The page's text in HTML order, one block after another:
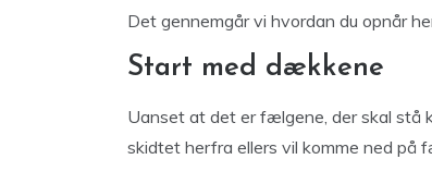
Det gennemgår vi hvordan du opnår
Start med dækkene
Uanset at det er fælgene, der skal stå
skidtet herfra ellers vil komme ned på